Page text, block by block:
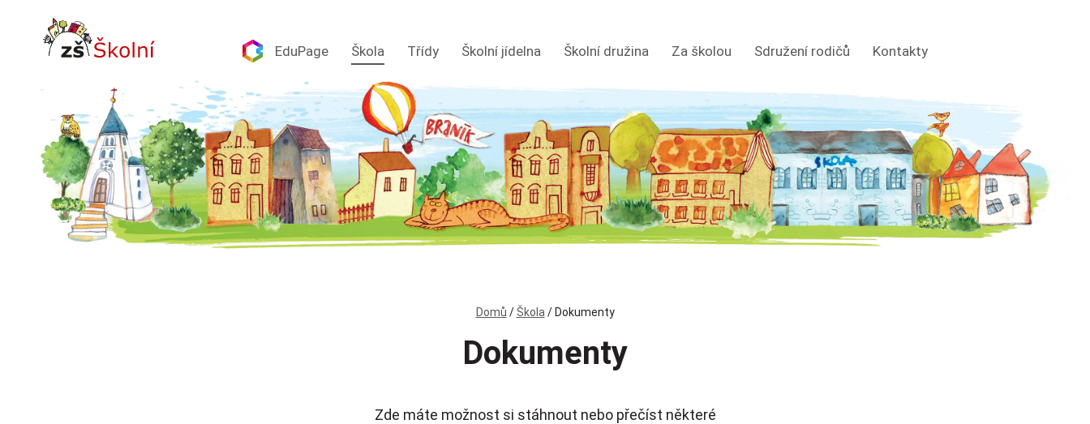
EduPage Škola Třídy Školní jídelna Školní družina Za školou Sdružení rodičů Kontakty
Domů / Škola / Dokumenty
Dokumenty
Zde máte možnost si stáhnout nebo přečíst některé